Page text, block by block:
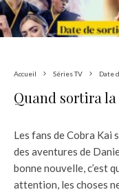
Accueil Séries TV Date
Quand sortira
Les fans de Cobra
des aventures de
bonne nouvelle, c’est
attention, les choses